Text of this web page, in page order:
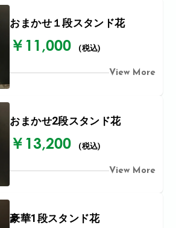
おまかせ１段スタンド花
￥11,000 (税込)
View More
おまかせ2段スタンド花
￥13,200 (税込)
View More
豪華1段スタンド花